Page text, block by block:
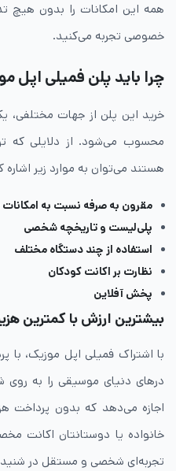
همه این امکانات را بدون هیچ
خصوصی تجربه می‌کنید.
چرا باید پلن فمیلی اپل
خرید این پلن از جهات مختلفی،
محسوب می‌شود. از دلایلی که
هستند می‌توان به موارد زیر اشاره
مقرون به صرفه نسبت به امکانات
پلی‌لیست و تاریخچه شخصی
استفاده از چند دستگاه مختلف
نظارت بر اکانت کودکان
پخش آفلاین
بیشترین ارزش با کمترین
با اشتراک فمیلی اپل موزیک،
درهای دنیای موسیقی را به
اجازه می‌دهد که بدون پرداخت
خانواده یا دوستانتان اکانت
تجربه‌ای شخصی و مستقل در